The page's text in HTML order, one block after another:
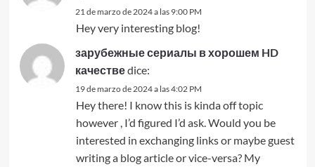
21 de marzo de 2024 a las 9:00 PM
Hey very interesting blog!
зарубежные сериалы в хорошем HD
качествеdice:
19 de marzo de 2024 a las 4:02 PM
Hey there! I know this is kinda off topic
however , I’d figured I’d ask. Would you be
interested in exchanging links or maybe guest
writing a blog article or vice-versa? My